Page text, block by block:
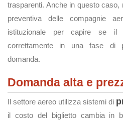
trasparenti. Anche in questo
preventiva delle compagnie
istituzionale per capire se il
correttamente in una fase di
domanda.
Domanda alta e
Il settore aereo utilizza sistemi di
il costo del biglietto cambia in